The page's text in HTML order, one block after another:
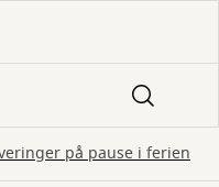
på pause i ferien